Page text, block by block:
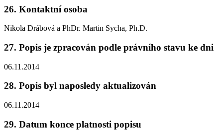
26. Kontaktní osoba
Nikola Drábová a PhDr. Martin Sycha, Ph.D.
27. Popis je zpracován podle právního stavu ke dni
06.11.2014
28. Popis byl naposledy aktualizován
06.11.2014
29. Datum konce platnosti popisu